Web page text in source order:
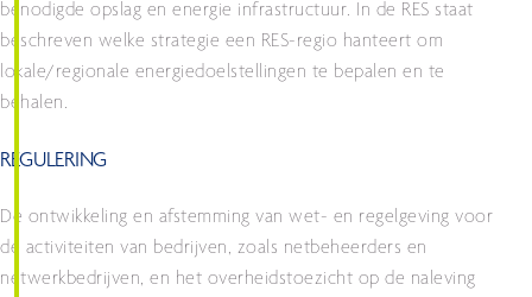
benodigde opslag en energie infrastructuur. In de RES staat
beschreven welke strategie een RES-regio hanteert om
lokale/regionale energiedoelstellingen te bepalen en te
behalen.
REGULERING
De ontwikkeling en afstemming van wet- en regelgeving voor
de activiteiten van bedrijven, zoals netbeheerders en
netwerkbedrijven, en het overheidstoezicht op de naleving